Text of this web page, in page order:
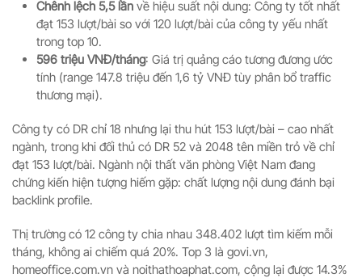
Chênh lệch 5,5 lần về hiệu suất nội dung: Công ty tốt nhất
đạt 153 lượt/bài so với 120 lượt/bài của công ty yếu nhất
trong top 10.
596 triệu VNĐ/tháng: Giá trị quảng cáo tương đương ước
tính (range 147.8 triệu đến 1,6 tỷ VNĐ tùy phân bổ traffic
thương mại).
Công ty có DR chỉ 18 nhưng lại thu hút 153 lượt/bài – cao nhất
ngành, trong khi đối thủ có DR 52 và 2048 tên miền trỏ về chỉ
đạt 153 lượt/bài. Ngành nội thất văn phòng Việt Nam đang
chứng kiến hiện tượng hiếm gặp: chất lượng nội dung đánh bại
backlink profile.
Thị trường có 12 công ty chia nhau 348.402 lượt tìm kiếm mỗi
tháng, không ai chiếm quá 20%. Top 3 là govi.vn,
homeoffice.com.vn và noithathoaphat.com, cộng lại được 14.3%